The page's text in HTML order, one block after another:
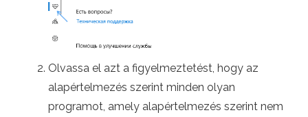
Olvassa el azt a figyelmeztetést, hogy az
alapértelmezés szerint minden olyan
programot, amely alapértelmezés szerint nem